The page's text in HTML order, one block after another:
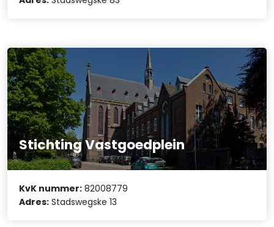
Stichting Vastgoedplein
KvK nummer: 82008779
Adres: Stadswegske 13